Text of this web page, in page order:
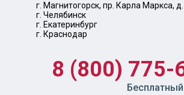
г. Магнитогорск, пр. Карла Маркса,
г. Челябинск
г. Екатеринбург
г. Краснодар
8 (800) 775-